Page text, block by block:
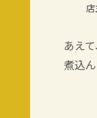
あえ
煮込